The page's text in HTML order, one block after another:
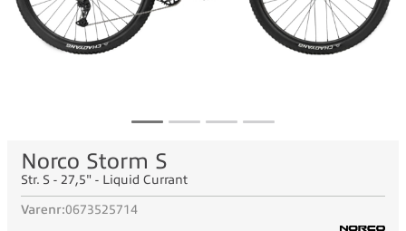
Norco Storm S
Str. S - 27,5" - Liquid Currant
Varenr:0673525714